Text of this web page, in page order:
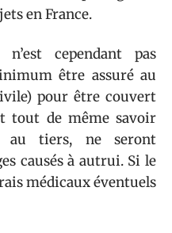
en France.
n’est cependant pas
être assuré au
pour être couvert
tout de même savoir
au tiers, ne seront
causés à autrui. Si le
médicaux éventuels